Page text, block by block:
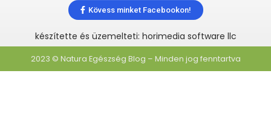
Kövess minket Facebookon!
készítette és üzemelteti: horimedia software llc
2023 © Natura Egészség Blog – Minden jog fenntartva